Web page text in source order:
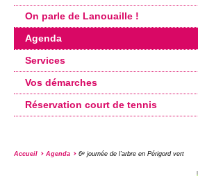
On parle de Lanouaille !
Agenda
Services
Vos démarches
Réservation court de tennis
Accueil Agenda 6e journée de l’arbre en Périgord vert